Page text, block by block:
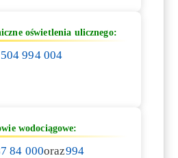
oświetlenia ulicznego:
504 994 004
wodociągowe:
84 000oraz994